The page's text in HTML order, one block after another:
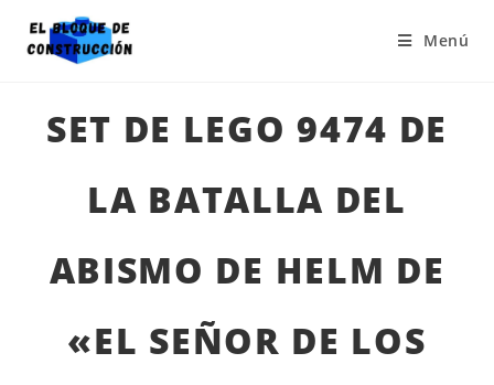
Menú
SET DE LEGO 9474 DE
LA BATALLA DEL
ABISMO DE HELM DE
«EL SEÑOR DE LOS